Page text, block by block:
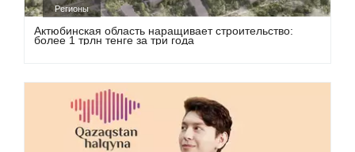
Регионы
Актюбинская область наращивает строительство:
более 1 трлн тенге за три года